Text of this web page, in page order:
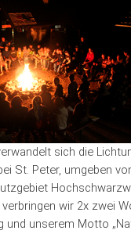
sich die
St. Peter, umgeben
wir 2x zwei
und unserem Motto